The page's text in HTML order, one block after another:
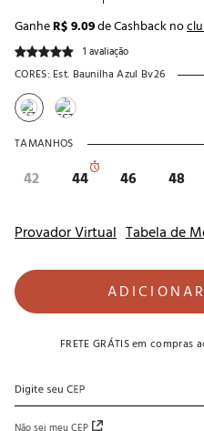
GanheR$ 9.09de Cashback no
1 avaliação
CORES: Est. Baunilha Azul Bv26
TAMANHOS
42 44 46 48
Provador Virtual Tabela de
FRETE GRÁTISem compras